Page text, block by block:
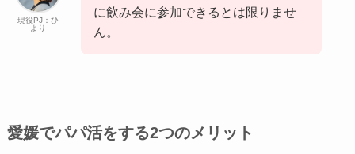
現役PJ：ひ
より
に飲み会に参加できるとは限りませ
ん。
愛媛でパパ活をする2つのメリット